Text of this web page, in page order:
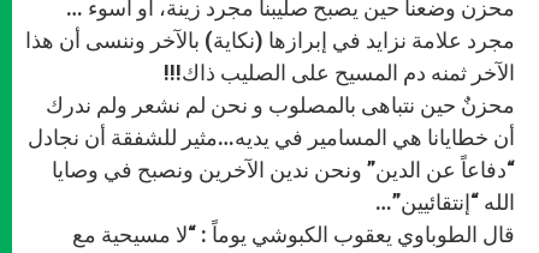
p e
r
k
محزن وضعنا حين يصبح صليبنا مجرد زينة، أو أسوء …
مجرد علامة نزايد في إبرازها (نكاية) بالآخر وننسى أن هذا
الآخر ثمنه دم المسيح على الصليب ذاك!!!
محزنٌ حين نتباهى بالمصلوب و نحن لم نشعر ولم ندرك
أن خطايانا هي المسامير في يديه…مثير للشفقة أن نجادل
“دفاعاً عن الدين” ونحن ندين الآخرين ونصبح في وصايا
الله “إنتقائيين”…
قال الطوباوي يعقوب الكبوشي يوماً : “لا مسيحية مع